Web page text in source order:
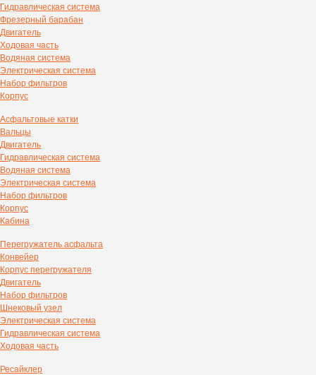
Гидравлическая система
Фрезерный барабан
Двигатель
Ходовая часть
Водяная система
Электрическая система
Набор фильтров
Корпус
Асфальтовые катки
Вальцы
Двигатель
Гидравлическая система
Водяная система
Электрическая система
Набор фильтров
Корпус
Кабина
Перегружатель асфальта
Конвейер
Корпус перегружателя
Двигатель
Набор фильтров
Шнековый узел
Электрическая система
Гидравлическая система
Ходовая часть
Ресайклер